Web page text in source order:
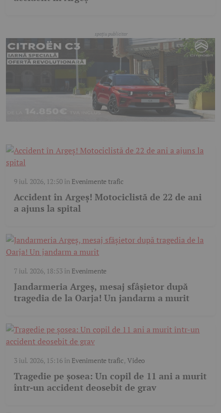
9 iul. 2026, 12:50în Evenimente trafic
Accident în Argeș! Motociclistă de 22 de ani
a ajuns la spital
7 iul. 2026, 18:53în Evenimente
Jandarmeria Argeș, mesaj sfâșietor după
tragedia de la Oarja! Un jandarm a murit
3 iul. 2026, 15:16în Evenimente trafic,Video
Tragedie pe șosea: Un copil de 11 ani a murit
într-un accident deosebit de grav